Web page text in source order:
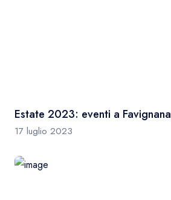
Estate 2023: eventi a Favignana
17 luglio 2023